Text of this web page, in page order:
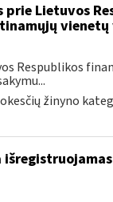
prie Lietuvos
Respublikos
žinyno